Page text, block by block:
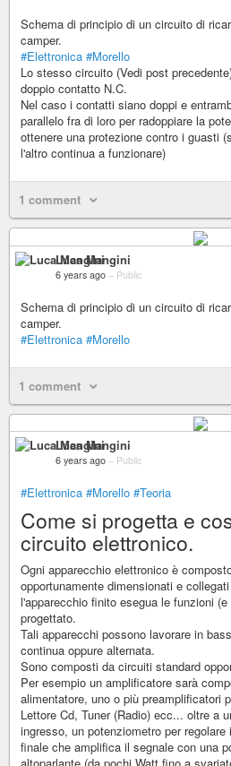
Schema di principio di un circuito di
camper.
#Elettronica #Morello
Lo stesso circuito (Vedi post
doppio contatto N.C.
Nel caso i contatti siano doppi e
parallelo fra di loro per radoppiare la
ottenere una protezione contro i guasti
l'altro continua a funzionare)
1 comment
Luca Mangini
6 years ago – Public
Schema di principio di un circuito di
camper.
#Elettronica #Morello
1 comment
Luca Mangini
6 years ago – Public
#Elettronica #Morello #Teoria
Come si progetta e
circuito elettronico.
Ogni apparecchio elettronico è
opportunamente dimensionati e
l'apparecchio finito esegua le funzioni
progettato.
Tali apparecchi possono lavorare in
continua oppure alternata.
Sono composti da circuiti standard
Per esempio un amplificatore sarà
alimentatore, uno o più preamplificatori
Lettore Cd, Tuner (Radio) ecc... oltre a
ingresso, un potenziometro per
finale che amplifica il segnale con una